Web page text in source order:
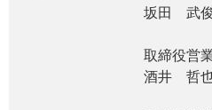
坂田 武
取締役営
酒井 哲